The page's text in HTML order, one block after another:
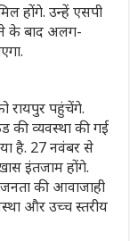
होंगे. उन्हें एसपी
के बाद अलग-
रायपुर पहुंचेंगे.
की व्यवस्था की गई
है. 27 नवंबर से
इंतजाम होंगे.
की आवाजाही
और उच्च स्तरीय